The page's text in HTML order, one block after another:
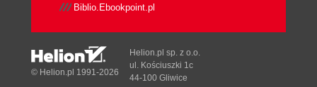
Biblio.Ebookpoint.pl
© Helion.pl 1991-2026
Helion.pl sp. z o.o.
ul. Kościuszki 1c
44-100 Gliwice